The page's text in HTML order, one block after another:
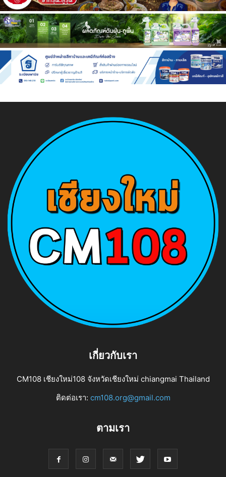
เกี่ยวกับเรา
CM108 เชียงใหม่108 จังหวัดเชียงใหม่ chiangmai Thailand
ติดต่อเรา: cm108.org@gmail.com
ตามเรา